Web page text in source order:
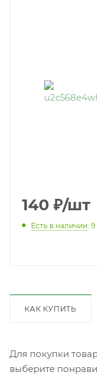
140 ₽/шт
Есть в наличии: 9
КАК КУПИТЬ
Для покупки
выберите